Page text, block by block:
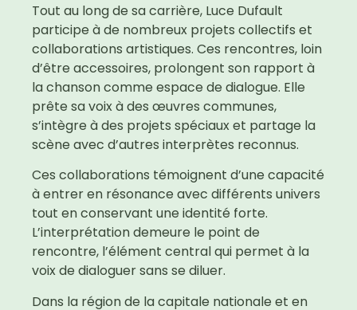
Tout au long de sa carrière, Luce Dufault
participe à de nombreux projets collectifs et
collaborations artistiques. Ces rencontres, loin
d’être accessoires, prolongent son rapport à
la chanson comme espace de dialogue. Elle
prête sa voix à des œuvres communes,
s’intègre à des projets spéciaux et partage la
scène avec d’autres interprètes reconnus.
Ces collaborations témoignent d’une capacité
à entrer en résonance avec différents univers
tout en conservant une identité forte.
L’interprétation demeure le point de
rencontre, l’élément central qui permet à la
voix de dialoguer sans se diluer.
Dans la région de la capitale nationale et en